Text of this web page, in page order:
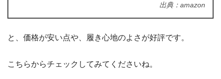
出典：amazon
と、価格が安い点や、履き心地のよさが好評です。
こちらからチェックしてみてくださいね。